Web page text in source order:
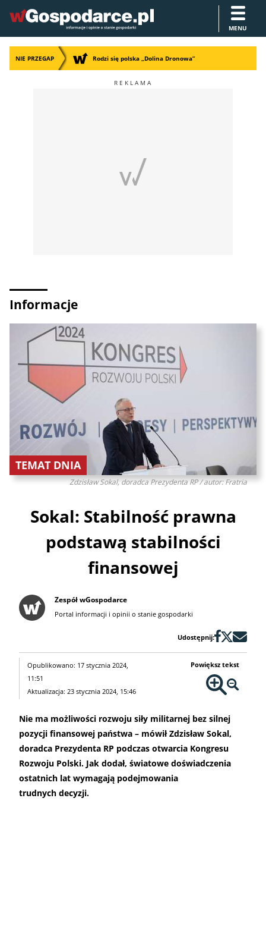
MENU
NIE PRZEGAP Rodzi się polska „Dolina Dronowa”
Informacje
Zdzisław Sokal, doradca Prezydenta RP / autor: Fratria
TEMAT DNIA
Sokal: Stabilność prawna
podstawą stabilności
finansowej
Zespół wGospodarce
Portal informacji i opinii o stanie gospodarki
Udostępnij:
Opublikowano: 17 stycznia 2024,
11:51
Aktualizacja: 23 stycznia 2024, 15:46
Powiększ tekst
Nie ma możliwości rozwoju siły militarnej bez silnej
pozycji finansowej państwa – mówił Zdzisław Sokal,
doradca Prezydenta RP podczas otwarcia Kongresu
Rozwoju Polski. Jak dodał, światowe doświadczenia
ostatnich lat wymagają podejmowania
trudnych decyzji.